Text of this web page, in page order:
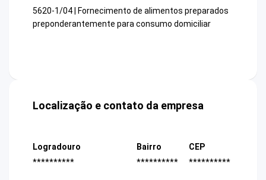
5620-1/04 | Fornecimento de alimentos preparados
preponderantemente para consumo domiciliar
Localização e contato da empresa
Logradouro
**********
Bairro
**********
CEP
**********